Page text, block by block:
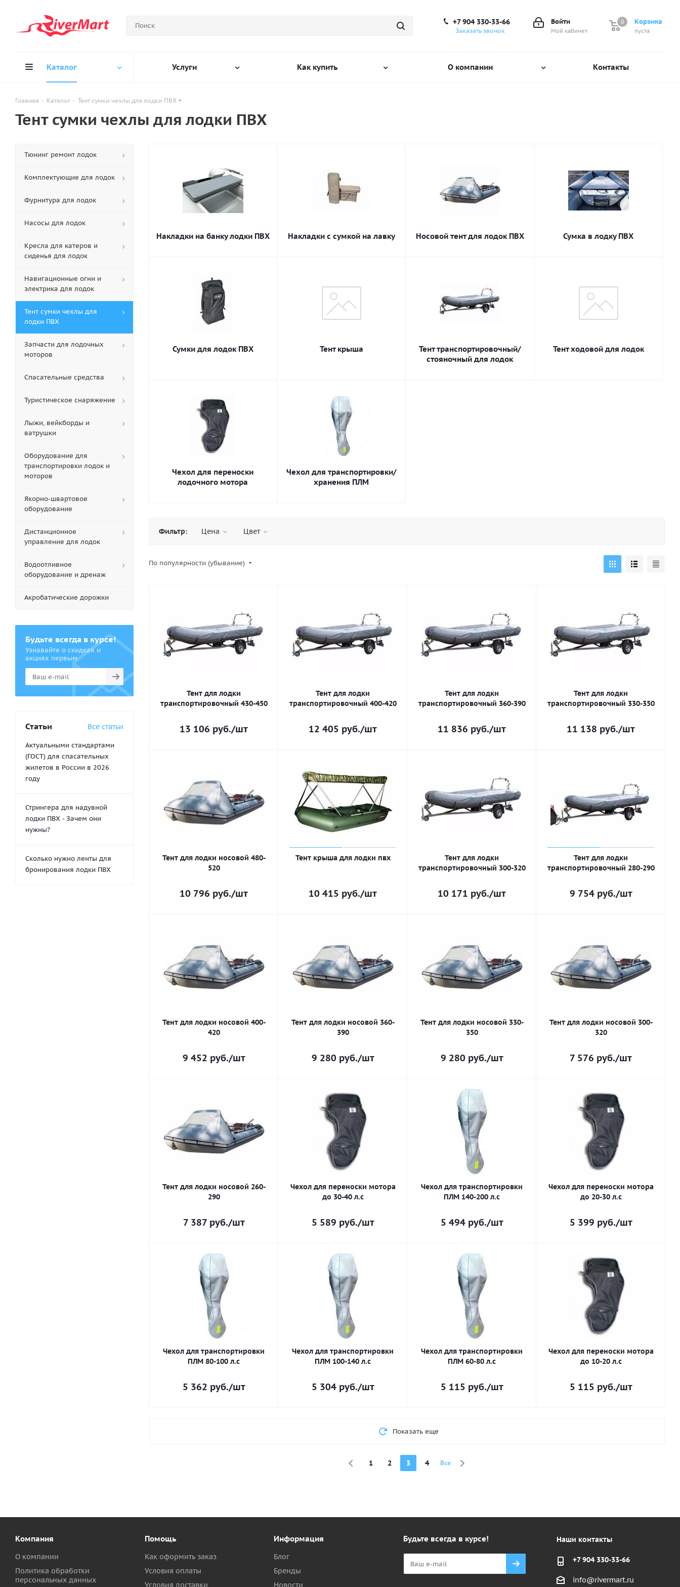
Корзина
0
пуста
0
Войти
Мой кабинет
+7 904 330-33-66
Заказать звонок
Каталог Услуги Как купить О компании Контакты
Главная - Каталог - Тент сумки чехлы для лодки ПВХ
Тент сумки чехлы для лодки ПВХ
Накладки на банку лодки ПВХ Накладки с сумкой на лавку Носовой тент для лодок ПВХ Сумка в лодку ПВХ
Сумки для лодок ПВХ Тент крыша
Тент транспортировочный/
стояночный для лодок
Тент ходовой для лодок
Чехол для переноски
лодочного мотора
Чехол для транспортировки/
хранения ПЛМ
Фильтр: Цена Цвет
По популярности (убывание)
Тент для лодки
транспортировочный 430-450
13 106 руб./шт
Тент для лодки
транспортировочный 400-420
12 405 руб./шт
Тент для лодки
транспортировочный 360-390
11 836 руб./шт
Тент для лодки
транспортировочный 330-350
11 138 руб./шт
Тент для лодки носовой 480-
520
10 796 руб./шт
Тент крыша для лодки пвх
10 415 руб./шт
Тент для лодки
транспортировочный 300-320
10 171 руб./шт
Тент для лодки
транспортировочный 280-290
9 754руб./шт
Тент для лодки носовой 400-
420
9 452 руб./шт
Тент для лодки носовой 360-
390
9 280 руб./шт
Тент для лодки носовой 330-
350
9 280 руб./шт
Тент для лодки носовой 300-
320
7 576 руб./шт
Тент для лодки носовой 260-
290
7 387руб./шт
Чехол для переноски мотора
до 30-40 л.с
5 589 руб./шт
Чехол для транспортировки
ПЛМ 140-200 л.с
5 494руб./шт
Чехол для переноски мотора
до 20-30 л.с
5 399 руб./шт
Чехол для транспортировки
ПЛМ 80-100 л.с
5 362 руб./шт
Чехол для транспортировки
ПЛМ 100-140 л.с
5 304руб./шт
Чехол для транспортировки
ПЛМ 60-80 л.с
5 115 руб./шт
Чехол для переноски мотора
до 10-20 л.с
5 115 руб./шт
Показать еще
1 2 3 4 Все
Тюнинг ремонт лодок
Комплектующие для лодок
Фурнитура для лодок
Насосы для лодок
Кресла для катеров и
сиденья для лодок
Навигационные огни и
электрика для лодок
Тент сумки чехлы для
лодки ПВХ
Запчасти для лодочных
моторов
Спасательные средства
Туристическое снаряжение
Лыжи, вейкборды и
ватрушки
Оборудование для
транспортировки лодок и
моторов
Якорно-швартовое
оборудование
Дистанционное
управление для лодок
Водоотливное
оборудование и дренаж
Акробатические дорожки
Будьте всегда в курсе!
Узнавайте о скидках и
акциях первым
Статьи Все статьи
Актуальными стандартами
(ГОСТ) для спасательных
жилетов в России в 2026
году
Стрингера для надувной
лодки ПВХ - Зачем они
нужны?
Сколько нужно ленты для
бронирования лодки ПВХ
Компания
О компании
Политика обработки
персональных данных
Помощь
Как оформить заказ
Условия оплаты
Условия доставки
Информация
Блог
Бренды
Новости
Будьте всегда в курсе! Наши контакты
+7 904 330-33-66
info@rivermart.ru